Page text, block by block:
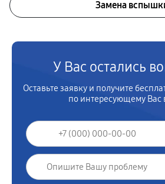
Замена
У Вас остались
Оставьте заявку и получите
по интересующему Вас